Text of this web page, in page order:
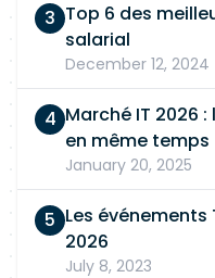
Top 6 des
salarial
December 12, 2024
Marché IT 2026
en même temps
January 20, 2025
Les
2026
July 8, 2023